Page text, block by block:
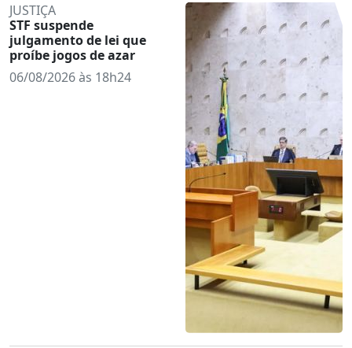
JUSTIÇA
STF suspende
julgamento de lei que
proíbe jogos de azar
06/08/2026 às 18h24